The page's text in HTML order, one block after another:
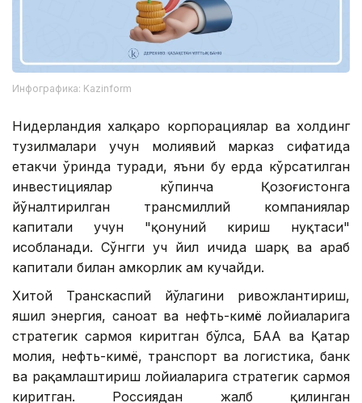
Инфографика: Kazinform
Нидерландия халқаро корпорациялар ва холдинг
тузилмалари учун молиявий марказ сифатида
етакчи ўринда туради, яъни бу ерда кўрсатилган
инвестициялар кўпинча Қозоғистонга
йўналтирилган трансмиллий компаниялар
капитали учун "қонуний кириш нуқтаси"
ҳисобланади. Сўнгги уч йил ичида шарқ ва араб
капитали билан ҳамкорлик ҳам кучайди.
Хитой Транскаспий йўлагини ривожлантириш,
яшил энергия, саноат ва нефть-кимё лойиҳаларига
стратегик сармоя киритган бўлса, БАА ва Қатар
молия, нефть-кимё, транспорт ва логистика, банк
ва рақамлаштириш лойиҳаларига стратегик сармоя
киритган. Россиядан жалб қилинган